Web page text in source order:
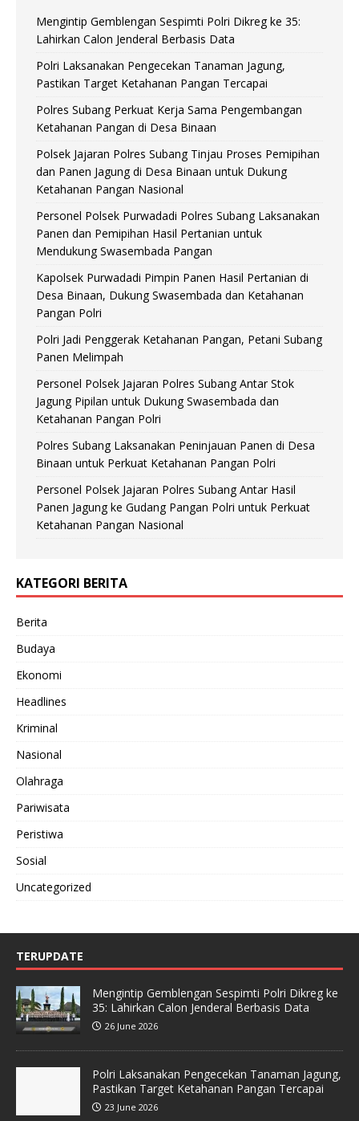
Mengintip Gemblengan Sespimti Polri Dikreg ke 35:
Lahirkan Calon Jenderal Berbasis Data
Polri Laksanakan Pengecekan Tanaman Jagung,
Pastikan Target Ketahanan Pangan Tercapai
Polres Subang Perkuat Kerja Sama Pengembangan
Ketahanan Pangan di Desa Binaan
Polsek Jajaran Polres Subang Tinjau Proses Pemipihan
dan Panen Jagung di Desa Binaan untuk Dukung
Ketahanan Pangan Nasional
Personel Polsek Purwadadi Polres Subang Laksanakan
Panen dan Pemipihan Hasil Pertanian untuk
Mendukung Swasembada Pangan
Kapolsek Purwadadi Pimpin Panen Hasil Pertanian di
Desa Binaan, Dukung Swasembada dan Ketahanan
Pangan Polri
Polri Jadi Penggerak Ketahanan Pangan, Petani Subang
Panen Melimpah
Personel Polsek Jajaran Polres Subang Antar Stok
Jagung Pipilan untuk Dukung Swasembada dan
Ketahanan Pangan Polri
Polres Subang Laksanakan Peninjauan Panen di Desa
Binaan untuk Perkuat Ketahanan Pangan Polri
Personel Polsek Jajaran Polres Subang Antar Hasil
Panen Jagung ke Gudang Pangan Polri untuk Perkuat
Ketahanan Pangan Nasional
KATEGORI BERITA
Berita
Budaya
Ekonomi
Headlines
Kriminal
Nasional
Olahraga
Pariwisata
Peristiwa
Sosial
Uncategorized
TERUPDATE
Mengintip Gemblengan Sespimti Polri Dikreg ke
35: Lahirkan Calon Jenderal Berbasis Data
26 June 2026
Polri Laksanakan Pengecekan Tanaman Jagung,
Pastikan Target Ketahanan Pangan Tercapai
23 June 2026